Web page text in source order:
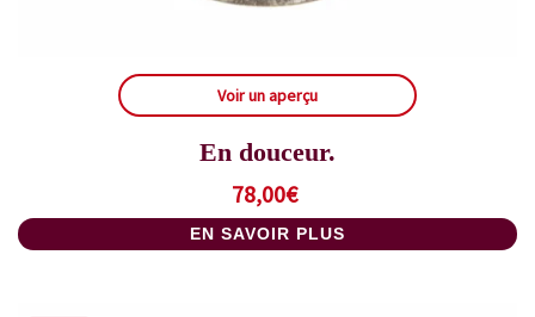
Voir un aperçu
En douceur.
78,00€
EN SAVOIR PLUS